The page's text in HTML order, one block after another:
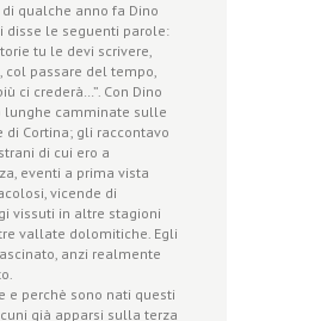
di qualche anno fa Dino
disse le seguenti parole:
tu le devi scrivere,
col passare del tempo,
ci crederà…”. Con Dino
lunghe camminate sulle
di Cortina; gli raccontavo
di cui ero a
eventi a prima vista
vicende di
vissuti in altre stagioni
vallate dolomitiche. Egli
anzi realmente
e perchè sono nati questi
già apparsi sulla terza